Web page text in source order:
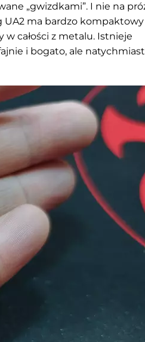
„gwizdkami”. I nie na
UA2 ma bardzo kompaktowy
całości z metalu. Istnieje
i bogato, ale natychmiast